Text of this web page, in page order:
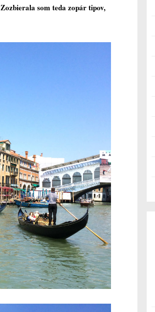
Zozbierala som teda zopár tipov,